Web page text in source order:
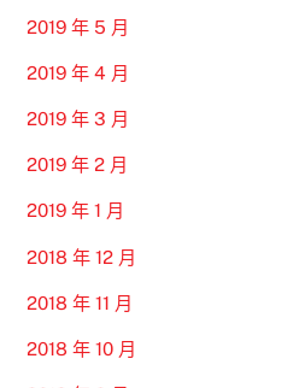
2019 年 5 月
2019 年 4 月
2019 年 3 月
2019 年 2 月
2019 年 1 月
2018 年 12 月
2018 年 11 月
2018 年 10 月